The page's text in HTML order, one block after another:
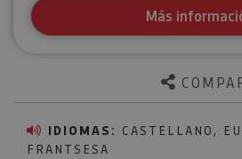
IDIOMAS: CASTELLANO,
FRANTSESA
Más